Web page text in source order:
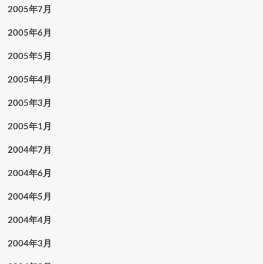
2005年7月
2005年6月
2005年5月
2005年4月
2005年3月
2005年1月
2004年7月
2004年6月
2004年5月
2004年4月
2004年3月